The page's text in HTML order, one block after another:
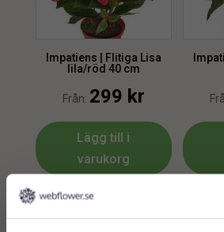
Impatiens | Flitiga Lisa
lila/röd 40 cm
Från: 299 kr
Lägg till i
varukorg